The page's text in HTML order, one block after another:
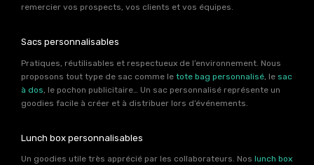
remercier vos prospects, vos clients et vos équipes.
Sacs personnalisables
Pratiques, réutilisables et respectueux de l’environnement. Nous
proposons tout type de sac comme le tote bag personnalisé , le sac
à dos , le pochon publicitaire… Un sac personnalisé représente un
goodies facile à créer et à distribuer lors d’événements.
Lunch box personnalisables
Un goodies utile très apprécié par les collaborateurs. Nos lunch box